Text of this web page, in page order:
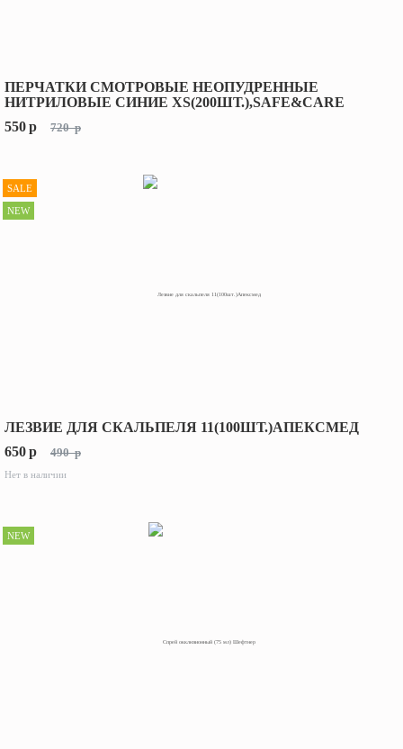
ПЕРЧАТКИ СМОТРОВЫЕ НЕОПУДРЕННЫЕ
НИТРИЛОВЫЕ СИНИЕ XS(200ШТ.),SAFE&CARE
550p 720 p
ЛЕЗВИЕ ДЛЯ СКАЛЬПЕЛЯ 11(100ШТ.)АПЕКСМЕД
650p 490 p
Нет в наличии
SALE
NEW
NEW